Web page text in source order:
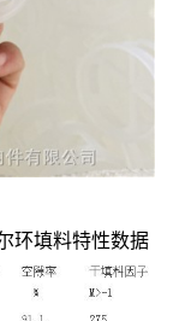
环填料特性数据